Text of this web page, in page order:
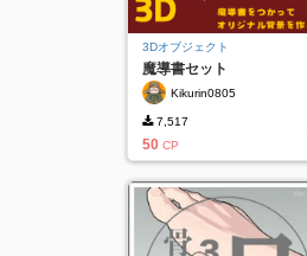
3Dオブジェクト
魔導書セット
Kikurin0805
7,517
50 CP